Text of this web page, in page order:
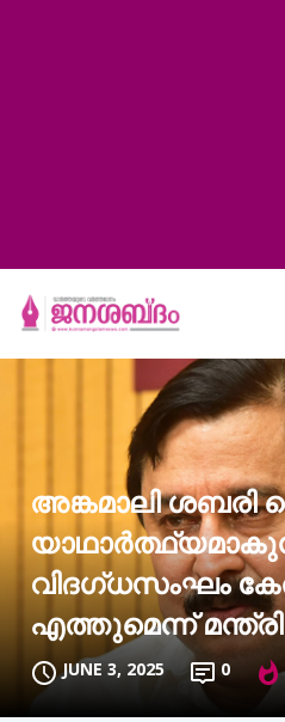
അങ്കമാലി ശബരി
വിദഗ്ധസംഘം
എത്തുമെന്ന്
JUNE 3, 2025 0